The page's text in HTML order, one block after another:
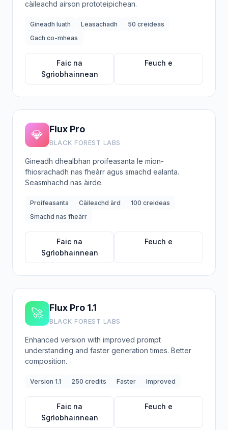
càileachd airson prototeipichean.
Gineadh luath Leasachadh
50 creideas
Gach co-mheas
Faic na
Sgrìobhainnean
Feuch e
💎 Flux Pro
BLACK FOREST LABS
Gineadh dhealbhan proifeasanta le mion-
fhiosrachadh nas fheàrr agus smachd ealanta.
Seasmhachd nas àirde.
Proifeasanta Càileachd àrd
100 creideas
Smachd nas fheàrr
Faic na
Sgrìobhainnean
Feuch e
🚀 Flux Pro 1.1
BLACK FOREST LABS
Enhanced version with improved prompt
understanding and faster generation times. Better
composition.
Version 1.1 250 credits Faster Improved
Faic na
Sgrìobhainnean
Feuch e